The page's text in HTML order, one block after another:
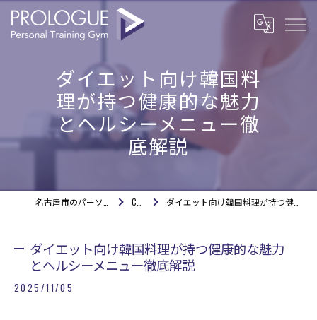
ダイエット向け韓国料
理が持つ健康的な魅力
とヘルシーメニュー徹
底解説
COLUMN ダイエット向け韓国料理が持つ健康的な魅力とヘルシーメニュー徹底解説
ダイエット向け韓国料理が持つ健康的な魅力
とヘルシーメニュー徹底解説
2025/11/05